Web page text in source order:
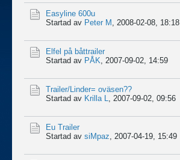
Easyline 600u
Startad av Peter M , 2008-02-08, 18:18
Elfel på båttrailer
Startad av PÅK, 2007-09-02, 14:59
Trailer/Linder= oväsen??
Startad av Krilla L, 2007-09-02, 09:56
Eu Trailer
Startad av siMpaz, 2007-04-19, 15:49